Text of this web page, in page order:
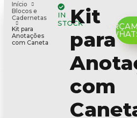
Início
Blocos e
Cadernetas
Kit para
Anotações
com Caneta
IN
STOCKKit
para
com